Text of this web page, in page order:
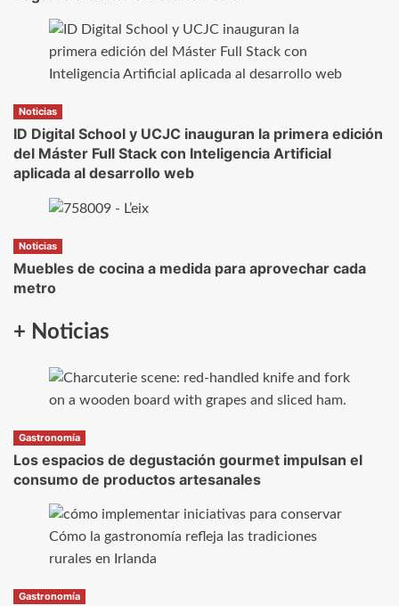
Noticias
ID Digital School y UCJC inauguran la primera edición
del Máster Full Stack con Inteligencia Artificial
aplicada al desarrollo web
Noticias
Muebles de cocina a medida para aprovechar cada
metro
+ Noticias
Gastronomía
Los espacios de degustación gourmet impulsan el
consumo de productos artesanales
Gastronomía